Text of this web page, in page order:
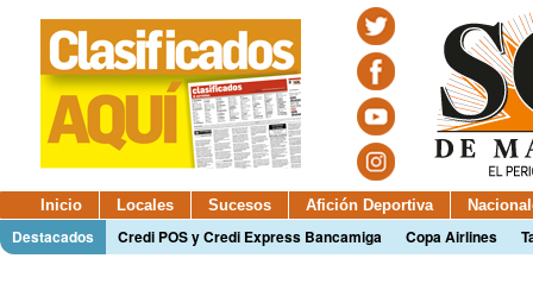
Inicio Locales Sucesos Afición Deportiva
Destacados Credi POS y Credi Express Bancamiga Copa Airlines